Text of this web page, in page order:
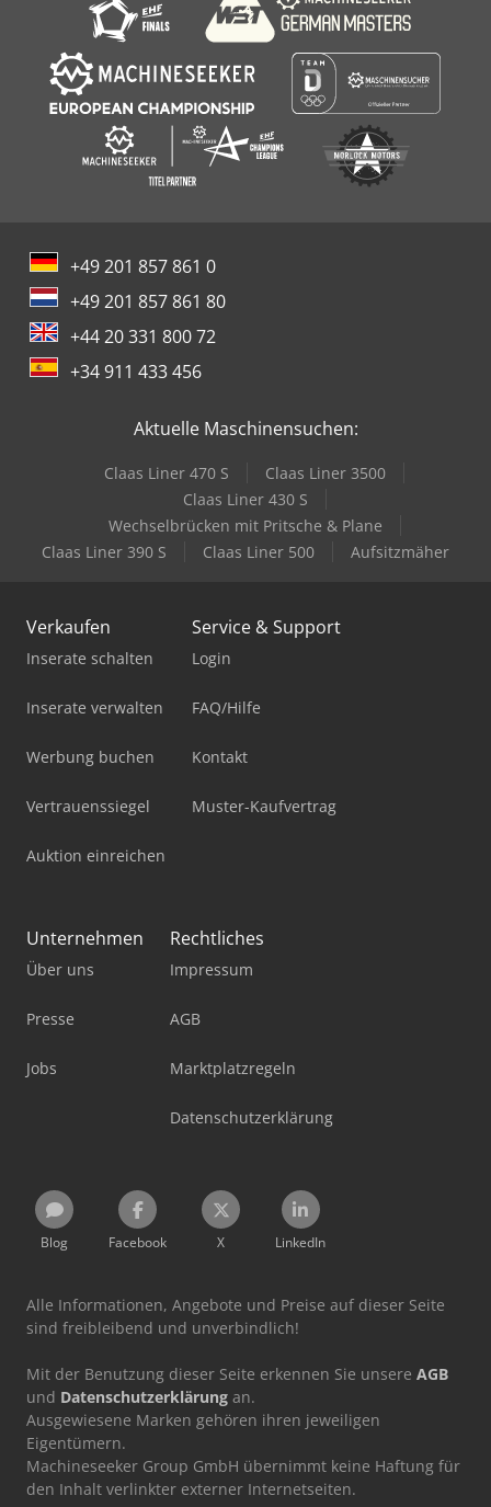
+49 201 857 861 0
+49 201 857 861 80
+44 20 331 800 72
+34 911 433 456
Aktuelle Maschinensuchen:
Claas Liner 470 S
Claas Liner 3500
Claas Liner 430 S
Wechselbrücken mit Pritsche & Plane
Claas Liner 390 S
Claas Liner 500 Aufsitzmäher
Verkaufen
Inserate schalten
Inserate verwalten
Werbung buchen
Vertrauenssiegel
Auktion einreichen
Service & Support
Login
FAQ/Hilfe
Kontakt
Muster-Kaufvertrag
Unternehmen
Über uns
Presse
Jobs
Rechtliches
Impressum
AGB
Marktplatzregeln
Datenschutzerklärung
Blog Facebook X LinkedIn
Alle Informationen, Angebote und Preise auf dieser Seite
sind freibleibend und unverbindlich!
Mit der Benutzung dieser Seite erkennen Sie unsere AGB
und Datenschutzerklärung an.
Ausgewiesene Marken gehören ihren jeweiligen
Eigentümern.
Machineseeker Group GmbH übernimmt keine Haftung für
den Inhalt verlinkter externer Internetseiten.